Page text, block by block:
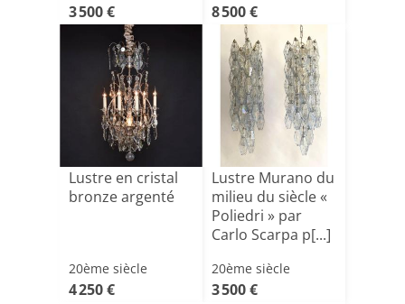
3 500 € 8 500 €
Lustre en cristal
bronze argenté
20ème siècle
4 250 €
Lustre Murano du
milieu du siècle «
Poliedri » par
Carlo Scarpa p[...]
20ème siècle
3 500 €